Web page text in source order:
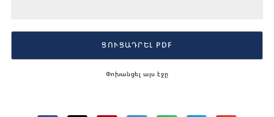
Փոխանցել այս էջը
ՑՈՒՑԱԴՐԵԼ PDF